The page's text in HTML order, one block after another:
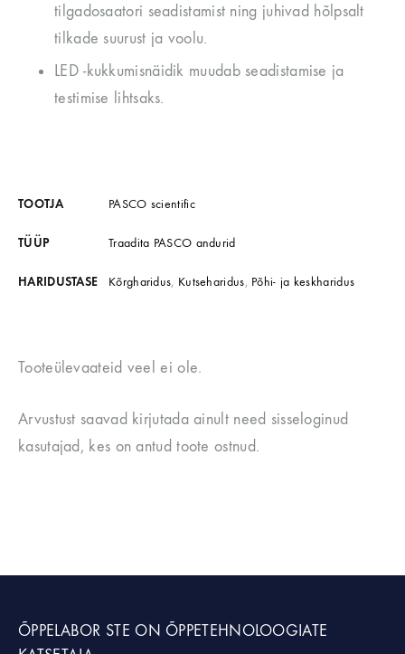
tilgadosaatori seadistamist ning juhivad hõlpsalt
tilkade suurust ja voolu.
LED -kukkumisnäidik muudab seadistamise ja
testimise lihtsaks.
TOOTJA PASCO scientific
TÜÜP Traadita PASCO andurid
HARIDUSTASE Kõrgharidus, Kutseharidus, Põhi- ja keskharidus
Tooteülevaateid veel ei ole.
Arvustust saavad kirjutada ainult need sisseloginud
kasutajad, kes on antud toote ostnud.
ÕPPELABOR STE ON ÕPPETEHNOLOOGIATE